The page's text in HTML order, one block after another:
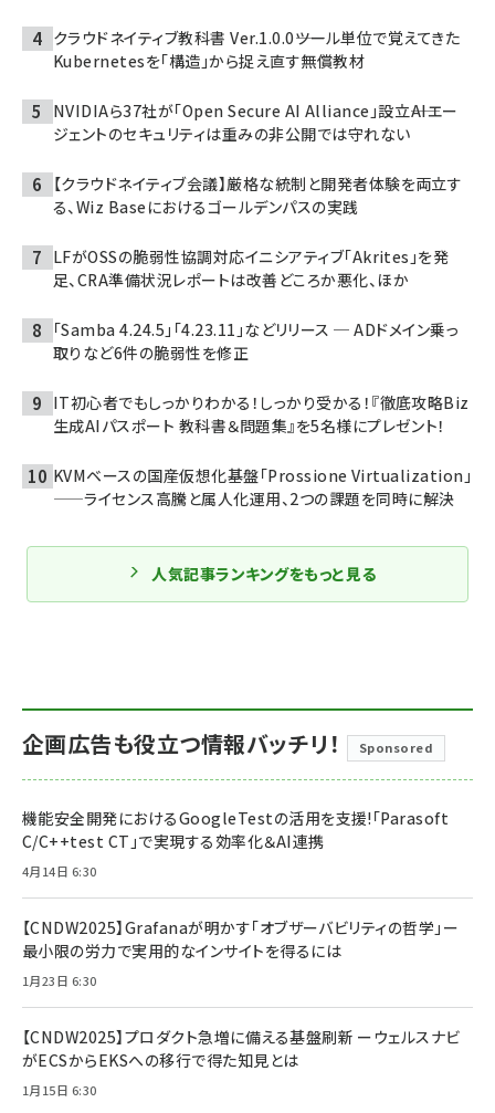
クラウドネイティブ教科書 Ver.1.0.0――ツール単位で覚えてきた
Kubernetesを「構造」から捉え直す無償教材
NVIDIAら37社が「Open Secure AI Alliance」設立――AIエー
ジェントのセキュリティは重みの非公開では守れない
【クラウドネイティブ会議】厳格な統制と開発者体験を両立す
る、Wiz Baseにおけるゴールデンパスの実践
LFがOSSの脆弱性協調対応イニシアティブ「Akrites」を発
足、CRA準備状況レポートは改善どころか悪化、ほか
「Samba 4.24.5」「4.23.11」などリリース ─ ADドメイン乗っ
取りなど6件の脆弱性を修正
IT初心者でもしっかりわかる！しっかり受かる！『徹底攻略Biz
生成AIパスポート 教科書＆問題集』を5名様にプレゼント！
KVMベースの国産仮想化基盤「Prossione Virtualization」
——ライセンス高騰と属人化運用、2つの課題を同時に解決
人気記事ランキングをもっと見る
企画広告も役立つ情報バッチリ！ Sponsored
機能安全開発におけるGoogleTestの活用を支援!「Parasoft
C/C++test CT」で実現する効率化＆AI連携
4月14日 6:30
【CNDW2025】Grafanaが明かす「オブザーバビリティの哲学」ー
最小限の労力で実用的なインサイトを得るには
1月23日 6:30
【CNDW2025】プロダクト急増に備える基盤刷新 ーウェルスナビ
がECSからEKSへの移行で得た知見とは
1月15日 6:30